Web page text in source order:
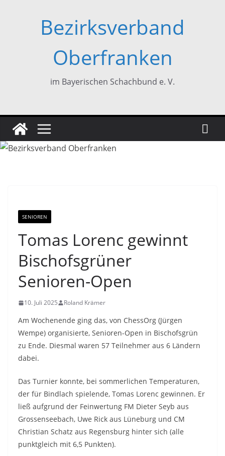
Bezirksverband
Oberfranken
im Bayerischen Schachbund e. V.
SENIOREN
Tomas Lorenc gewinnt
Bischofsgrüner
Senioren-Open
10. Juli 2025 Roland Krämer
Am Wochenende ging das, von ChessOrg (Jürgen
Wempe) organisierte, Senioren-Open in Bischofsgrün
zu Ende. Diesmal waren 57 Teilnehmer aus 6 Ländern
dabei.
Das Turnier konnte, bei sommerlichen Temperaturen,
der für Bindlach spielende, Tomas Lorenc gewinnen. Er
ließ aufgrund der Feinwertung FM Dieter Seyb aus
Grossenseebach, Uwe Rick aus Lüneburg und CM
Christian Schatz aus Regensburg hinter sich (alle
punktgleich mit 6,5 Punkten).